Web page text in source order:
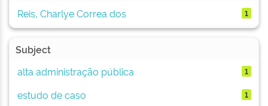
Reis, Charlye Correa dos
1
Subject
alta administração pública
1
estudo de caso 1